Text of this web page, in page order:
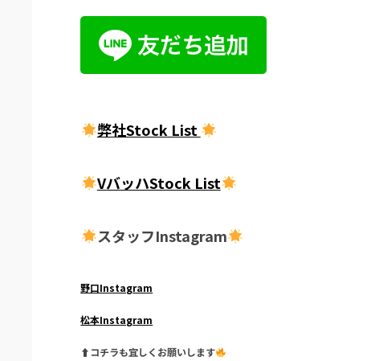
弊社Stock List
VバッハStock List
スタッフInstagram
野口Instagram
松本Instagram
⬆︎コチラも宜しくお願いします